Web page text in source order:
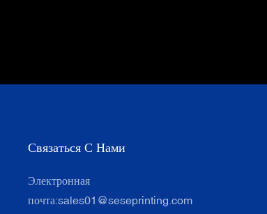
Связаться С Нами
Электронная
почта:sales01@seseprinting.com